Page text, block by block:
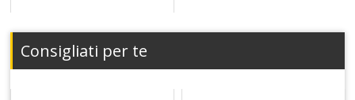
Consigliati per te